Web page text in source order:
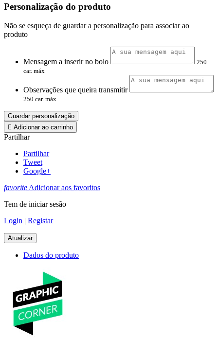
Personalização do produto
Não se esqueça de guardar a personalização para associar ao
produto
Mensagem a inserir no bolo
250
car. máx
Observações que queira transmitir
250 car. máx
Guardar personalização
 Adicionar ao carrinho
Partilhar
Partilhar
Tweet
Google+
favorite Adicionar aos favoritos
Tem de iniciar sesão
Login | Registar
Dados do produto